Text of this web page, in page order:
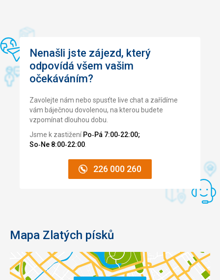
Hlavní restaurace s terasou a výhledem na moře. Je skvělé
jako jsou: čítárna (knihy jsou k dispozici na místě), herna
(příjemná volba pro děti), skvělá posilovna, sauna a
lázeňský dům v ceně. Pokud si koupíte dražší variantu, je
zde ještě více míst k objevování.
Tato recenze byla přeložena automaticky přes Google
Translate
Nenašli jste zájezd, který
odpovídá všem vašim
očekáváním?
Zavolejte nám nebo spusťte live chat a zařídíme
vám báječnou dovolenou, na kterou budete
vzpomínat dlouhou dobu.
Jsme k zastižení Po‑Pá 7:00‑22:00;
So‑Ne 8:00‑22:00
226 000 260
Mapa Zlatých písků